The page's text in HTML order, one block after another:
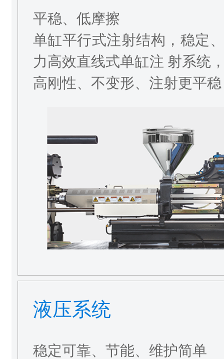
平稳、低摩擦
单缸平行式注射结构，稳定
力高效直线式单缸注 射系统
高刚性、不变形、注射更平稳
液压系统
稳定可靠、节能、维护简单